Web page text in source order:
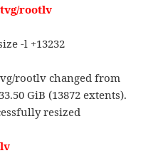
rootlv
-l +13232
rootlv changed from
GiB (13872 extents).
resized